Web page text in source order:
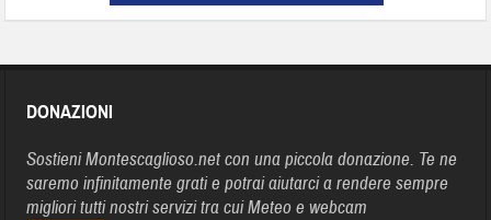
DONAZIONI
Sostieni Montescaglioso.net con una piccola donazione. Te ne
saremo infinitamente grati e potrai aiutarci a rendere sempre
migliori tutti nostri servizi tra cui Meteo e webcam